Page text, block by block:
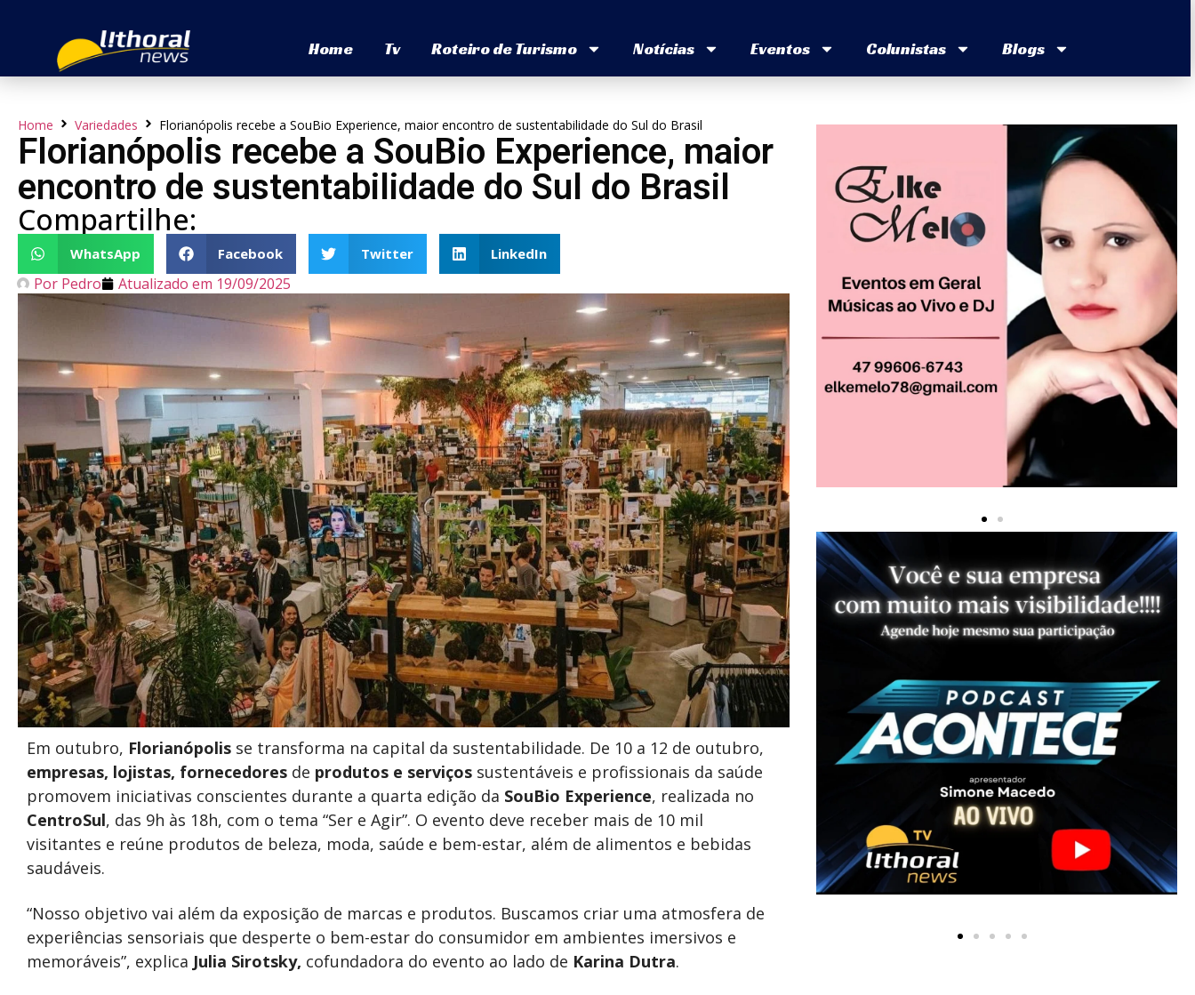
Home Tv Roteiro de Turismo Notícias Eventos Colunistas Blogs
Home Variedades Florianópolis recebe a SouBio Experience, maior encontro de sustentabilidade do Sul do Brasil
Florianópolis recebe a SouBio Experience, maior
encontro de sustentabilidade do Sul do Brasil
Compartilhe:
WhatsApp Facebook Twitter LinkedIn
Por Pedro Atualizado em 19/09/2025
Em outubro, Florianópolis se transforma na capital da sustentabilidade. De 10 a 12 de outubro,
empresas, lojistas, fornecedores de produtos e serviços sustentáveis e profissionais da saúde
promovem iniciativas conscientes durante a quarta edição da SouBio Experience, realizada no
CentroSul, das 9h às 18h, com o tema “Ser e Agir”. O evento deve receber mais de 10 mil
visitantes e reúne produtos de beleza, moda, saúde e bem-estar, além de alimentos e bebidas
saudáveis.
“Nosso objetivo vai além da exposição de marcas e produtos. Buscamos criar uma atmosfera de
experiências sensoriais que desperte o bem-estar do consumidor em ambientes imersivos e
memoráveis”, explica Julia Sirotsky, cofundadora do evento ao lado de Karina Dutra.